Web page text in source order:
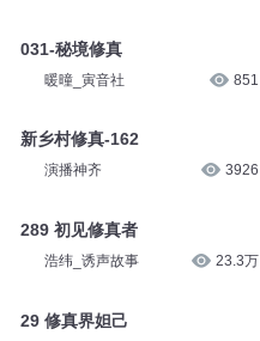
031-秘境修真
暖曈_寅音社 851
新乡村修真-162
演播神齐 3926
289 初见修真者
浩纬_诱声故事 23.3万
29 修真界妲己